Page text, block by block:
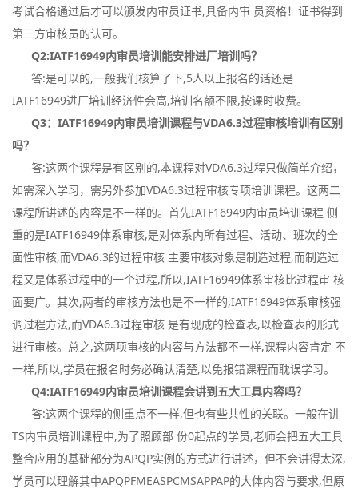
考试合格通过后才可以颁发内审员证书,具备内审 员资格！证书得到
第三方审核员的认可。
Q2:IATF16949内审员培训能安排进厂培训吗？
答:是可以的,一般我们核算了下,5人以上报名的话还是
IATF16949进厂培训经济性会高,培训名额不限,按课时收费。
Q3：IATF16949内审员培训课程与VDA6.3过程审核培训有区别
吗？
答:这两个课程是有区别的,本课程对VDA6.3过程只做简单介绍，
如需深入学习，需另外参加VDA6.3过程审核专项培训课程。这两二
课程所讲述的内容是不一样的。首先IATF16949内审员培训课程 侧
重的是IATF16949体系审核,是对体系内所有过程、活动、班次的全
面性审核,而VDA6.3的过程审核 主要审核对象是制造过程,而制造过
程又是体系过程中的一个过程,所以,IATF16949体系审核比过程审 核
面要广。其次,两者的审核方法也是不一样的,IATF16949体系审核强
调过程方法,而VDA6.3过程审核 是有现成的检查表,以检查表的形式
进行审核。总之,这两项审核的内容与方法都不一样,课程内容肯定 不
一样,所以,学员在报名时务必确认清楚,以免报错课程而耽误学习。
Q4:IATF16949内审员培训课程会讲到五大工具内容吗？
答:这两个课程的侧重点不一样,但也有些共性的关联。一般在讲
TS内审员培训课程中,为了照顾部 份0起点的学员,老师会把五大工具
整合应用的基础部分为APQP实例的方式进行讲述，但不会讲得太深,
学员可以理解其中APQPFMEASPCMSAPPAP的大体内容与要求,但原